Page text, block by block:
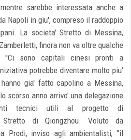
sarebbe interessata anche a
Napoli in giu', compreso il raddoppio
La societa' Stretto di Messina,
finora non va oltre qualche
''Ci sono capitali cinesi pronti a
potrebbe diventare molto piu'
gia' fatto capolino a Messina,
scorso anno arrivo' una delegazione
tecnici utili al progetto di
Stretto di Qiongzhou. Voluto da
Prodi, inviso agli ambientalisti, ''il